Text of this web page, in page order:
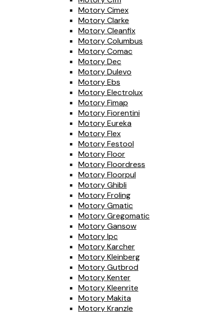
Motory Cimex
Motory Clarke
Motory Cleanfix
Motory Columbus
Motory Comac
Motory Dec
Motory Dulevo
Motory Ebs
Motory Electrolux
Motory Fimap
Motory Fiorentini
Motory Eureka
Motory Flex
Motory Festool
Motory Floor
Motory Floordress
Motory Floorpul
Motory Ghibli
Motory Froling
Motory Gmatic
Motory Gregomatic
Motory Gansow
Motory Ipc
Motory Karcher
Motory Kleinberg
Motory Gutbrod
Motory Kenter
Motory Kleenrite
Motory Makita
Motory Kranzle